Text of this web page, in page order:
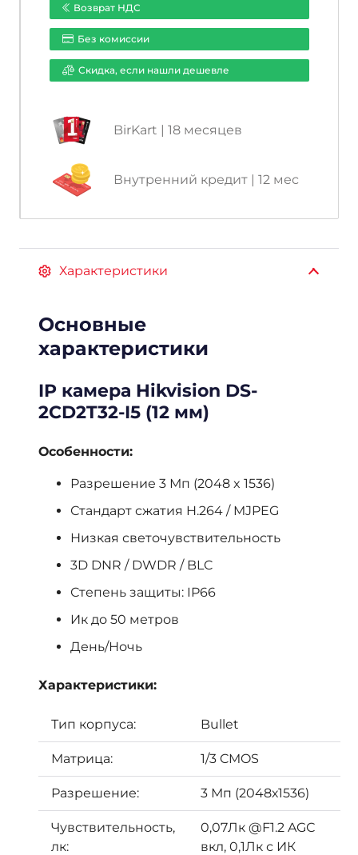
Возврат НДС
Без комиссии
Cкидка, если нашли дешевле
BirKart | 18 месяцев
Внутренний кредит | 12 мес
Характеристики
Основные
характеристики
IP камера Hikvision DS-
2CD2T32-I5 (12 мм)
Особенности:
Разрешение 3 Мп (2048 x 1536)
Стандарт сжатия H.264 / MJPEG
Низкая светочувствительность
3D DNR / DWDR / BLC
Степень защиты: IP66
Ик до 50 метров
День/Ночь
Характеристики:
Тип корпуса: Bullet
Матрица: 1/3 CMOS
Разрешение: 3 Мп (2048х1536)
Чувствительность,
лк:
0,07Лк @F1.2 AGС
вкл, 0,1Лк с ИК